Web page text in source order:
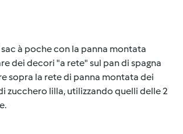
à poche con la panna montata
dei decori "a rete" sul pan di spagna
sopra la rete di panna montata dei
zucchero lilla, utilizzando quelli delle 2